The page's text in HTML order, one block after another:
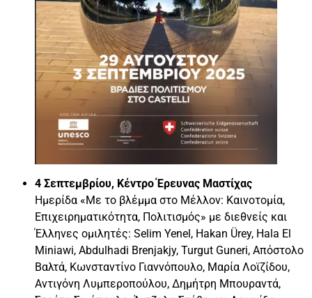
4 Σεπτεμβρίου, Κέντρο Έρευνας Μαστίχας
Ημερίδα «Με το βλέμμα στο Μέλλον: Καινοτομία,
Επιχειρηματικότητα, Πολιτισμός» με διεθνείς και
Έλληνες ομιλητές: Selim Yenel, Hakan Ürey, Hala El
Miniawi, Abdulhadi Brenjakjy, Turgut Guneri, Απόστολο
Βαλτά, Κωνσταντίνο Γιαννόπουλο, Μαρία Λοϊζίδου,
Αντιγόνη Λυμπεροπούλου, Δημήτρη Μπουραντά,